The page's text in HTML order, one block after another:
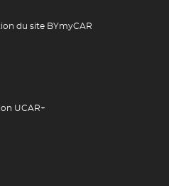
du site BYmyCAR
UCAR+